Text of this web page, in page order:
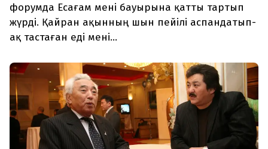
форумда Есағам мені бауырына қатты тартып
жүрді. Қайран ақынның шын пейілі аспандатып-
ақ тастаған еді мені...